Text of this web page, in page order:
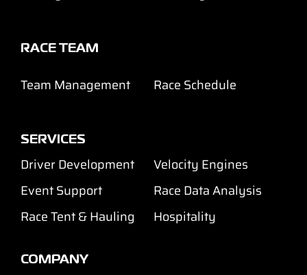
RACE TEAM
Team Management Race Schedule
SERVICES
Driver Development
Velocity Engines
Event Support
Race Data Analysis
Race Tent & Hauling
Hospitality
COMPANY